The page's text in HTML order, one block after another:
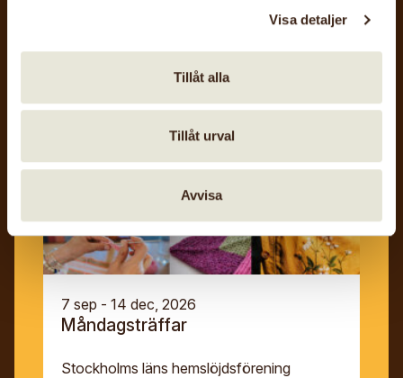
Visa detaljer
Tillåt alla
Tillåt urval
Avvisa
Hemslöjdens dag i Ängelholm
7 sep - 14 dec, 2026
Måndagsträffar
Stockholms läns hemslöjdsförening